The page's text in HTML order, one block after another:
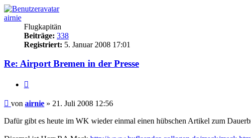
airnie
Flugkapitän
Beiträge: 338
Registriert: 5. Januar 2008 17:01
Re: Airport Bremen in der Presse
Ungelesener
von airnie » 21. Juli 2008 12:56
Dafür gibt es heute im WK wieder einmal einen hübschen Artikel zum